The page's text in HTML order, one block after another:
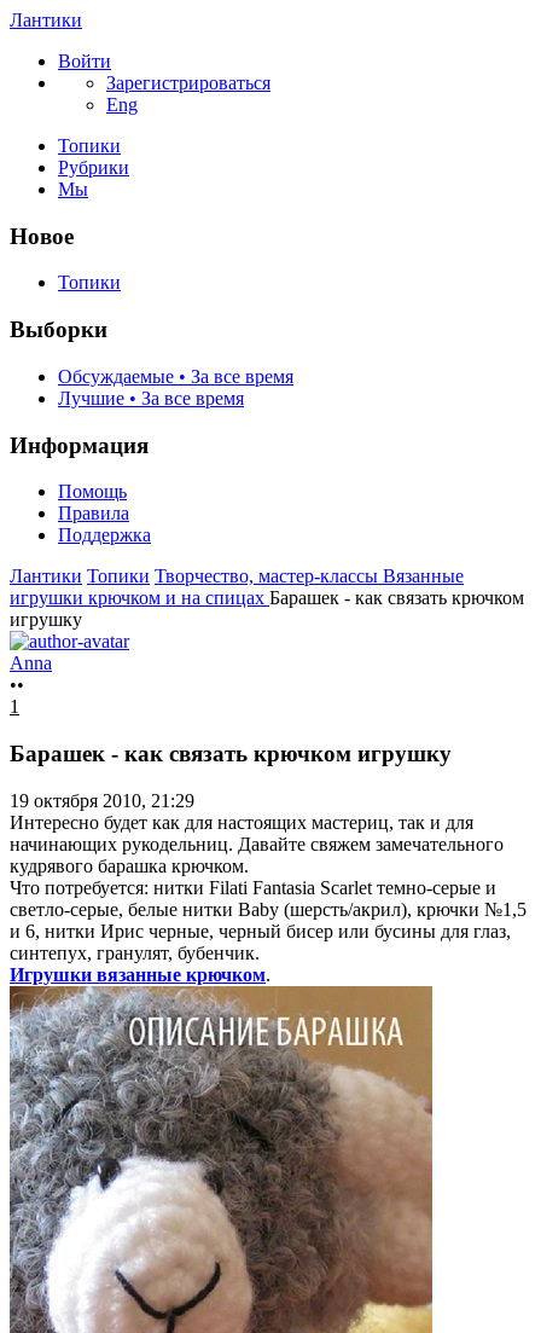
Лантики
Войти
Зарегистрироваться
Eng
Топики
Рубрики
Мы
Новое
Топики
Выборки
Обсуждаемые • За все время
Лучшие • За все время
Информация
Помощь
Правила
Поддержка
Лантики Топики Творчество, мастер-классы Вязанные
игрушки крючком и на спицах Барашек - как связать крючком
игрушку
Anna
••
1
Барашек - как связать крючком игрушку
19 октября 2010, 21:29
Интересно будет как для настоящих мастериц, так и для
начинающих рукодельниц. Давайте свяжем замечательного
кудрявого барашка крючком.
Что потребуется: нитки Filati Fantasia Scarlet темно-серые и
светло-серые, белые нитки Baby (шерсть/акрил), крючки №1,5
и 6, нитки Ирис черные, черный бисер или бусины для глаз,
синтепух, гранулят, бубенчик.
Игрушки вязанные крючком.